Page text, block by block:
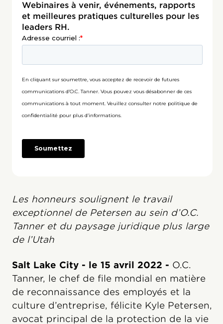
Webinaires à venir, événements, rapports
et meilleures pratiques culturelles pour les
leaders RH.
Les honneurs soulignent le travail
exceptionnel de Petersen au sein d’O.C.
Tanner et du paysage juridique plus large
de l’Utah
Salt Lake City - le 15 avril 2022 - O.C.
Tanner, le chef de file mondial en matière
de reconnaissance des employés et la
culture d’entreprise, félicite Kyle Petersen,
avocat principal de la protection de la vie